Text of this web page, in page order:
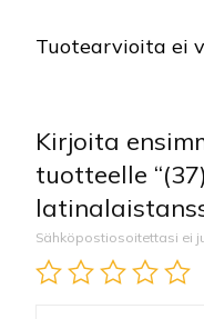
Tuotearvioita ei
Kirjoita
tuotteelle
Sähköpostiosoitettasi ei